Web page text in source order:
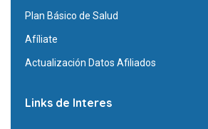
Plan Básico de Salud
Afíliate
Actualización Datos Afiliados
Links de Interes